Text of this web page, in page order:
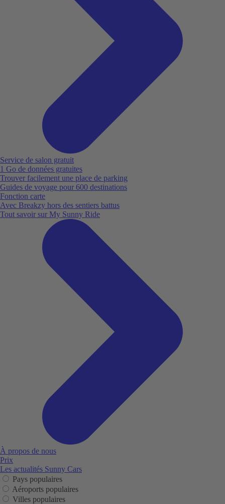
Service de salon gratuit
1 Go de données gratuites
Trouver facilement une place de parking
Guides de voyage pour 600 destinations
Fonction carte
Avec Breakzy hors des sentiers battus
Tout savoir sur My Sunny Ride
À propos de nous
Prix
Les actualités Sunny Cars
Pays populaires
Aéroports populaires
Villes populaires